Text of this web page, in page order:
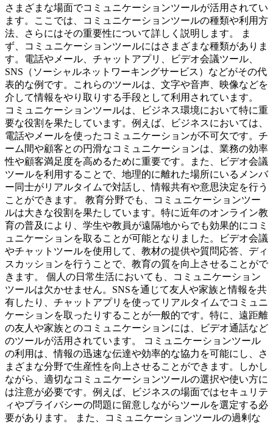
さまざまな場面でコミュニケーションツールが活用されてい
ます。ここでは、コミュニケーションツールの種類や利用方
法、さらにはその重要性について詳しく説明します。 ま
ず、コミュニケーションツールにはさまざまな種類がありま
す。電話やメール、チャットアプリ、ビデオ会議ツール、
SNS（ソーシャルネットワーキングサービス）などがその代
表的な例です。これらのツールは、文字や音声、映像などを
介して情報をやり取りする手段として利用されています。
コミュニケーションツールは、ビジネス環境において特に重
要な役割を果たしています。例えば、ビジネスにおいては、
電話やメールを使ったコミュニケーションが不可欠です。チ
ーム間や顧客との円滑なコミュニケーションは、業務の効率
性や顧客満足度を高めるために重要です。また、ビデオ会議
ツールを利用することで、地理的に離れた場所にいるメンバ
ー同士がリアルタイムで対話し、情報共有や意思決定を行う
ことができます。 教育分野でも、コミュニケーションツー
ルは大きな役割を果たしています。特に近年のオンライン教
育の普及により、学生や教員が遠隔地からでも効果的にコミ
ュニケーションを取ることが可能となりました。ビデオ会議
やチャットツールを使用して、教材の提供や質問応答、ディ
スカッションを行うことで、教育の質を向上させることがで
きます。 個人の日常生活においても、コミュニケーション
ツールは欠かせません。SNSを通じて友人や家族と情報を共
有したり、チャットアプリを使ってリアルタイムでコミュニ
ケーションを取ったりすることが一般的です。特に、遠距離
の友人や家族とのコミュニケーションには、ビデオ通話など
のツールが活用されています。 コミュニケーションツール
の利用は、情報の迅速な伝達や効率的な協力を可能にし、さ
まざまな分野で生産性を向上させることができます。しかし
ながら、適切なコミュニケーションツールの選択や使い方に
は注意が必要です。例えば、ビジネスの場面ではセキュリテ
ィやプライバシーの問題に留意しながらツールを選定する必
要があります。 また、コミュニケーションツールの過剰な